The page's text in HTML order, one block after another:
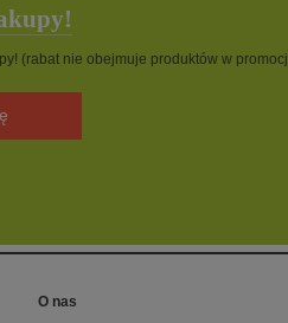
(rabat nie obejmuje produktów w
O nas